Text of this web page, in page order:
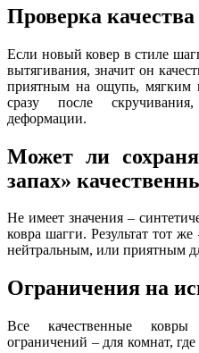
Проверка качества
Если новый ковер в стиле
вытягивания, значит он
приятным на ощупь, мягким
сразу после
деформации.
Может ли
запах»
Не имеет значения –
ковра шагги. Результат тот
нейтральным, или приятным
Ограничения на
Все качественные ковры
ограничений – для комнат,